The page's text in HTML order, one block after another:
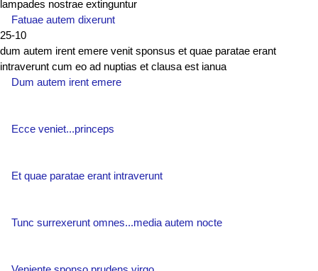
lampades nostrae extinguntur
Fatuae autem dixerunt
25-10
dum autem irent emere venit sponsus et quae paratae erant
intraverunt cum eo ad nuptias et clausa est ianua
Dum autem irent emere
Ecce veniet...princeps
Et quae paratae erant intraverunt
Tunc surrexerunt omnes...media autem nocte